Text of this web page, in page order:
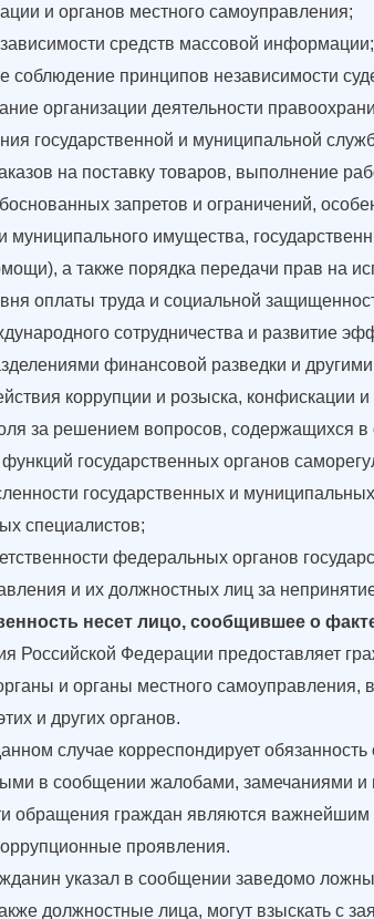
и органов местного самоуправления;
средств массовой информации;
соблюдение принципов независимости
организации деятельности
государственной и муниципальной
на поставку товаров, выполнение
запретов и ограничений,
муниципального имущества,
а также порядка передачи прав на
оплаты труда и социальной
сотрудничества и развитие
финансовой разведки и
коррупции и розыска,
за решением вопросов, содержащихся
государственных органов
государственных и
специалистов;
федеральных органов
и их должностных лиц за
несет лицо, сообщившее о
Российской Федерации предоставляет
и органы местного
и других органов.
случае корреспондирует
в сообщении жалобами, замечаниями
обращения граждан являются
проявления.
указал в сообщении заведомо
должностные лица, могут взыскать с